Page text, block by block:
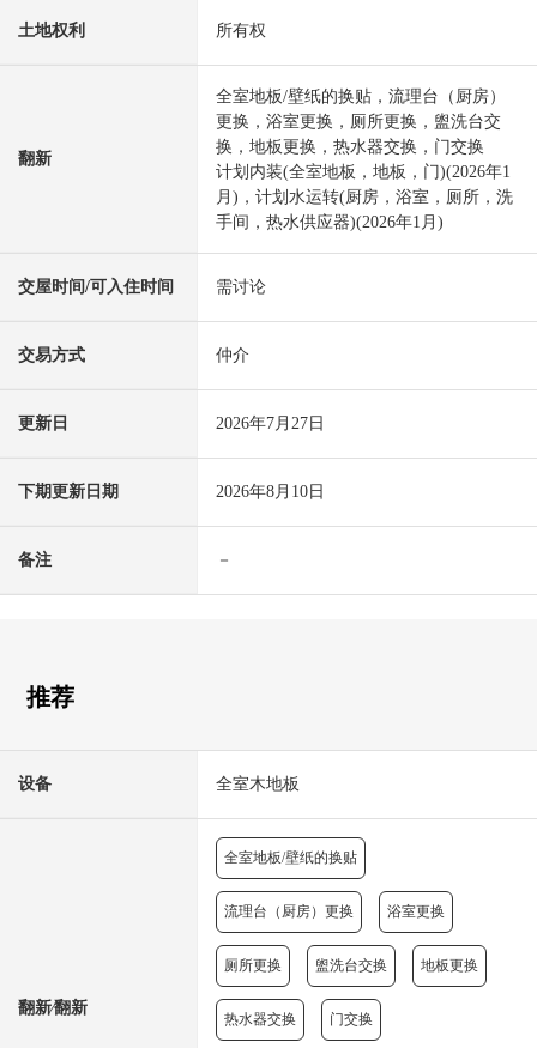
土地权利 所有权
翻新
全室地板/壁纸的换贴，流理台（厨房）
更换，浴室更换，厕所更换，盥洗台交
换，地板更换，热水器交换，门交换
计划内装(全室地板，地板，门)(2026年1
月)，计划水运转(厨房，浴室，厕所，洗
手间，热水供应器)(2026年1月)
交屋时间/可入住时间 需讨论
交易方式 仲介
更新日 2026年7月27日
下期更新日期 2026年8月10日
备注 －
推荐
设备 全室木地板
翻新⁄翻新
全室地板/壁纸的换贴
流理台（厨房）更换 浴室更换
厕所更换 盥洗台交换 地板更换
热水器交换 门交换